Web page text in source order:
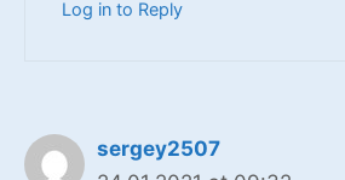
Log in to Reply
sergey2507